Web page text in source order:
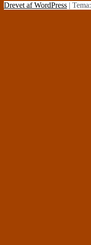
Drevet af WordPress | Tema: